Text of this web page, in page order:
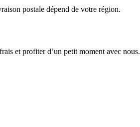
postale dépend de votre région.
et profiter d’un petit moment avec nous.